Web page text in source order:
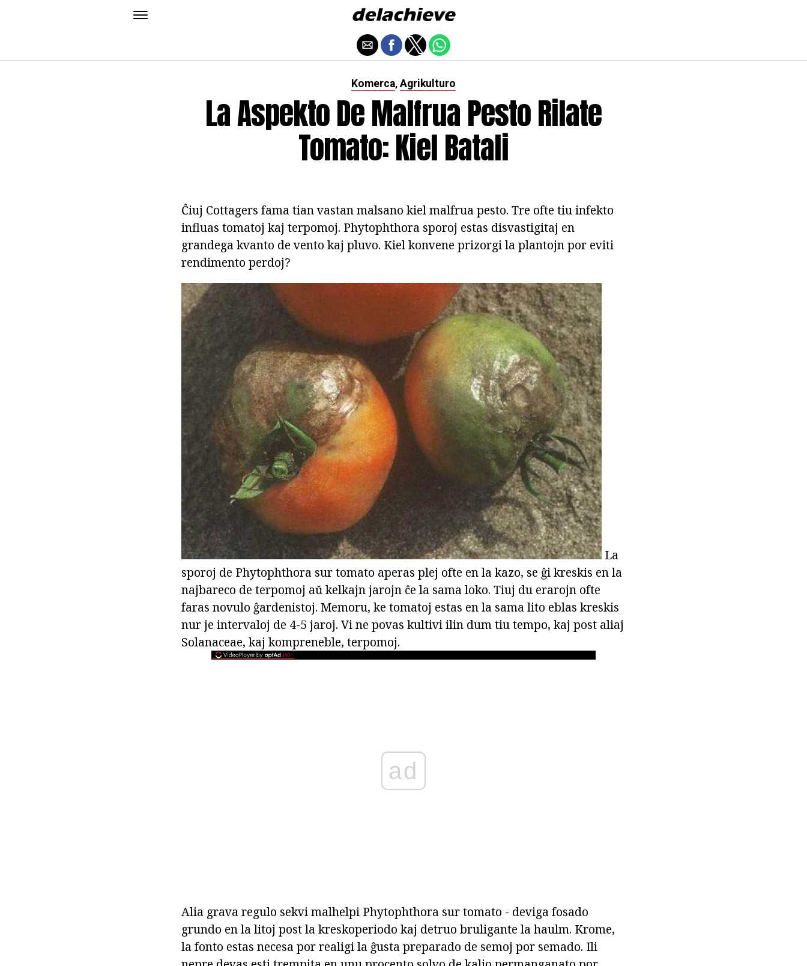
Komerca, Agrikulturo
La Aspekto De Malfrua Pesto Rilate
Tomato: Kiel Batali
Ĉiuj Cottagers fama tian vastan malsano kiel malfrua pesto. Tre ofte tiu infekto
influas tomatoj kaj terpomoj. Phytophthora sporoj estas disvastigitaj en
grandega kvanto de vento kaj pluvo. Kiel konvene prizorgi la plantojn por eviti
rendimento perdoj?
La
sporoj de Phytophthora sur tomato aperas plej ofte en la kazo, se ĝi kreskis en la
najbareco de terpomoj aŭ kelkajn jarojn ĉe la sama loko. Tiuj du erarojn ofte
faras novulo ĝardenistoj. Memoru, ke tomatoj estas en la sama lito eblas kreskis
nur je intervaloj de 4-5 jaroj. Vi ne povas kultivi ilin dum tiu tempo, kaj post aliaj
Solanaceae, kaj kompreneble, terpomoj.
ad
Alia grava regulo sekvi malhelpi Phytophthora sur tomato - deviga fosado
grundo en la litoj post la kreskoperiodo kaj detruo bruligante la haulm. Krome,
la fonto estas necesa por realigi la ĝusta preparado de semoj por semado. Ili